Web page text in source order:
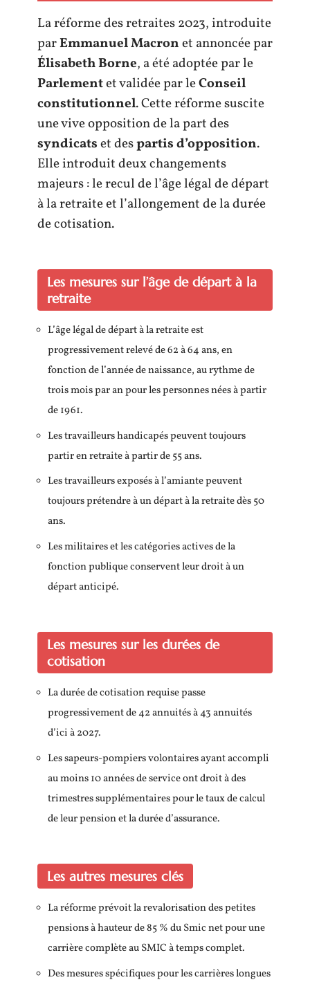
La réforme des retraites 2023, introduite
parEmmanuel Macronet annoncée par
Élisabeth Borne, a été adoptée par le
Parlementet validée par leConseil
constitutionnel. Cette réforme suscite
une vive opposition de la part des
syndicatset despartis d’opposition.
Elle introduit deux changements
majeurs : le recul de l’âge légal de départ
à la retraite et l’allongement de la durée
de cotisation.
Les mesures sur l’âge de départ à la
retraite
L’âge légal de départ à la retraite est
progressivement relevé de 62 à 64 ans, en
fonction de l’année de naissance, au rythme de
trois mois par an pour les personnes nées à partir
de 1961.
Les travailleurs handicapés peuvent toujours
partir en retraite à partir de 55 ans.
Les travailleurs exposés à l’amiante peuvent
toujours prétendre à un départ à la retraite dès 50
ans.
Les militaires et les catégories actives de la
fonction publique conservent leur droit à un
départ anticipé.
Les mesures sur les durées de
cotisation
La durée de cotisation requise passe
progressivement de 42 annuités à 43 annuités
d’ici à 2027.
Les sapeurs-pompiers volontaires ayant accompli
au moins 10 années de service ont droit à des
trimestres supplémentaires pour le taux de calcul
de leur pension et la durée d’assurance.
Les autres mesures clés
La réforme prévoit la revalorisation des petites
pensions à hauteur de 85 % du Smic net pour une
carrière complète au SMIC à temps complet.
Des mesures spécifiques pour les carrières longues